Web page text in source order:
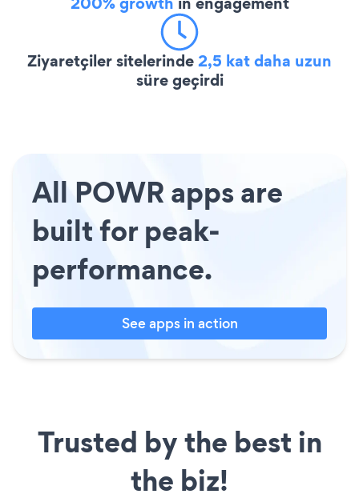
Ziyaretçiler sitelerinde2,5 kat daha uzun
süre geçirdi
All POWR apps are
built for peak-
performance.
See apps in action
Trusted by the best in
the biz!